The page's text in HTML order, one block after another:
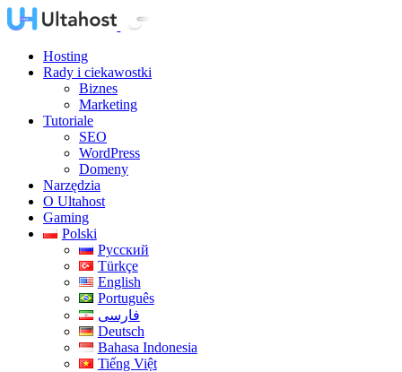
Hosting
Rady i ciekawostki
Biznes
Marketing
Tutoriale
SEO
WordPress
Domeny
Narzędzia
O Ultahost
Gaming
Polski
Русский
Türkçe
English
Português
فارسی
Deutsch
Bahasa Indonesia
Tiếng Việt